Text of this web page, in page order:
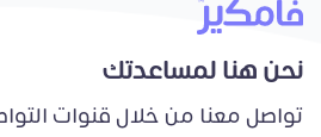
نحن هنا لمساعدتك
تواصل معنا من خلال قنوات